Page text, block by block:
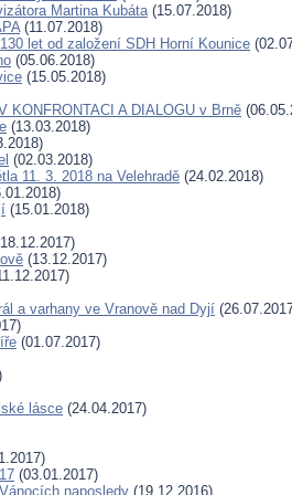
Martina Kubáta(15.07.2018)
(11.07.2018)
let od založení SDH Horní Kounice
(05.06.2018)
(15.05.2018)
KONFRONTACI A DIALOGU v Brně
(13.03.2018)
(02.03.2018)
11. 3. 2018 na Velehradě (24.02.2018)
(15.01.2018)
(13.12.2017)
a varhany ve Vranově nad Dyjí
(01.07.2017)
lásce (24.04.2017)
(03.01.2017)
naposledy (19.12.2016)